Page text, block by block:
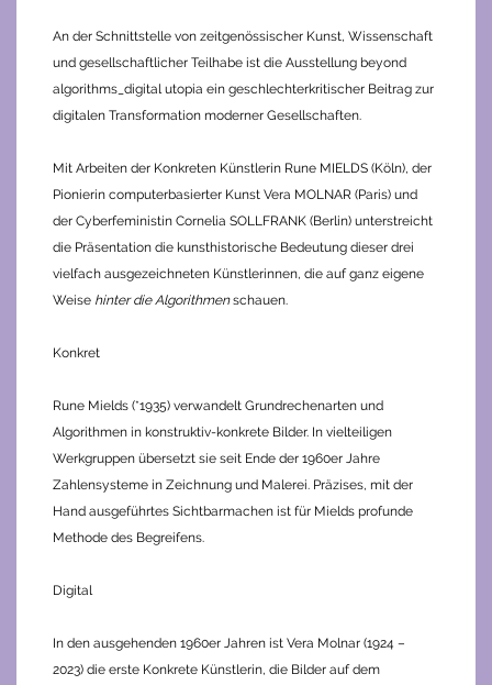
An der Schnittstelle von zeitgenössischer Kunst, Wissenschaft
und gesellschaftlicher Teilhabe ist die Ausstellung beyond
algorithms_digital utopia ein geschlechterkritischer Beitrag zur
digitalen Transformation moderner Gesellschaften.
Mit Arbeiten der Konkreten Künstlerin Rune MIELDS (Köln), der
Pionierin computerbasierter Kunst Vera MOLNAR (Paris) und
der Cyberfeministin Cornelia SOLLFRANK (Berlin) unterstreicht
die Präsentation die kunsthistorische Bedeutung dieser drei
vielfach ausgezeichneten Künstlerinnen, die auf ganz eigene
Weise hinter die Algorithmenschauen.
Konkret
Rune Mields (*1935) verwandelt Grundrechenarten und
Algorithmen in konstruktiv-konkrete Bilder. In vielteiligen
Werkgruppen übersetzt sie seit Ende der 1960er Jahre
Zahlensysteme in Zeichnung und Malerei. Präzises, mit der
Hand ausgeführtes Sichtbarmachen ist für Mields profunde
Methode des Begreifens.
Digital
In den ausgehenden 1960er Jahren ist Vera Molnar (1924 –
2023) die erste Konkrete Künstlerin, die Bilder auf dem